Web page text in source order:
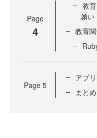
Page
4
教
願い
教育
Page 5
アプ
まとめ